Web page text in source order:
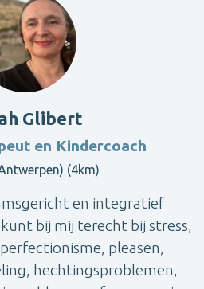
Glibert
en Kindercoach
(4km)
en integratief
bij mij terecht bij stress,
pleasen,
hechtingsproblemen,